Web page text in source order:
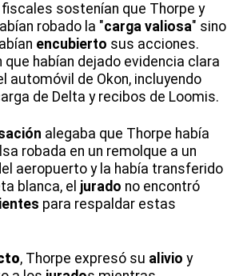
fiscales sostenían que Thorpe y
robado la "carga valiosa" sino
encubierto sus acciones.
habían dejado evidencia clara
automóvil de Okon, incluyendo
de Delta y recibos de Loomis.
alegaba que Thorpe había
robada en un remolque a un
aeropuerto y la había transferido
blanca, el jurado no encontró
para respaldar estas
, Thorpe expresó su alivio y